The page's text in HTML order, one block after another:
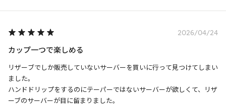
2026/04/24
カップ一つで楽しめる
リザーブでしか販売していないサーバーを買いに行って見つけてしまい
ました。
ハンドドリップをするのにテーパーではないサーバーが欲しくて、リザ
ーブのサーバーが目に留まりました。